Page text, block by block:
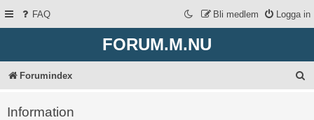
FAQ Logga in
Bli medlem
FORUM.M.NU
Forumindex
Information